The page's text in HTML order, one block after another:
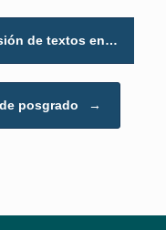
de textos en…
posgrado →